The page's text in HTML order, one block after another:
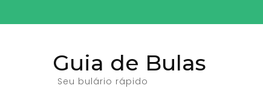
para
Guia de Bulas
Seu bulário rápido